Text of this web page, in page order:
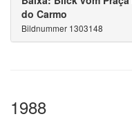
do Carmo
Bildnummer 1303148
1988